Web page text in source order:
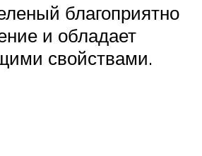
благоприятно
и обладает
свойствами.